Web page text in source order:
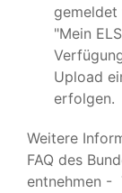
"Mein
Upload
erfolgen.
Weitere
FAQ des
entnehmen -